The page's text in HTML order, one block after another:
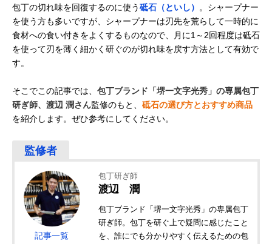
包丁の切れ味を回復するのに使う砥石（といし）
。シャープナー
を使う方も多いですが、シャープナーは刃先を荒らして一時的に
食材への食い付きをよくするものなので、月に1～2回程度は砥石
を使って刃を薄く細かく研ぐのが切れ味を戻す方法として有効で
す。
そこでこの記事では、 包丁ブランド「堺一文字光秀」の専属包丁
研ぎ師、渡辺 潤さん監修のもと、 砥石の選び方とおすすめ商品
を紹介します。ぜひ参考にしてください。
記事一覧
包丁研ぎ師
渡辺 潤
包丁ブランド「堺一文字光秀」の専属包丁
研ぎ師。包丁を研ぐ上で疑問に感じたこと
を、誰にでも分かりやすく伝えるための包